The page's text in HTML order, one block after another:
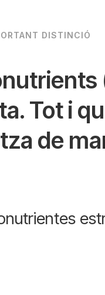
DISTINCIÓ
Tot i
de